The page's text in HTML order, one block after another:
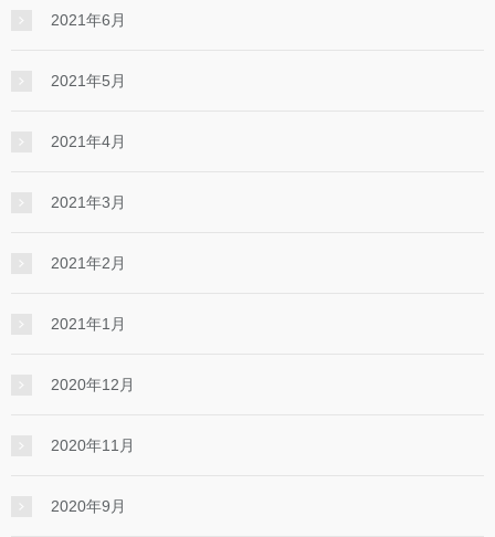
2021年6月
2021年5月
2021年4月
2021年3月
2021年2月
2021年1月
2020年12月
2020年11月
2020年9月